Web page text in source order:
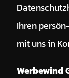
Ihren
mit uns in
Werbewind